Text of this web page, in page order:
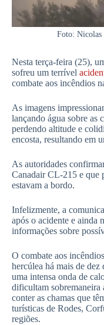
Foto: Nicolas
Nesta terça-feira (25),
sofreu um terrível
combate aos incêndios
As imagens
lançando água sobre as
perdendo altitude e
encosta, resultando em
As autoridades
Canadair CL-215 e que
estavam a bordo.
Infelizmente, a
após o acidente e ainda
informações sobre
O combate aos
hercúlea há mais de
uma intensa onda de
dificultam sobremaneira
conter as chamas que
turísticas de Rodes,
regiões.